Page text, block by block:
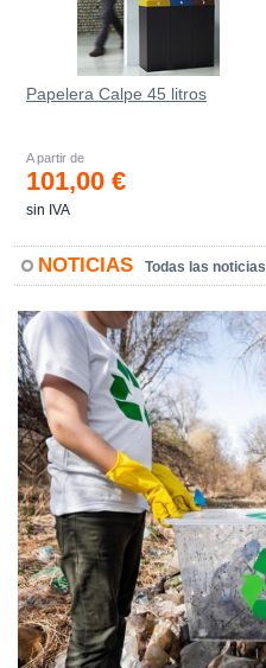
Papelera Calpe 45 litros
A partir de
101,00 €
sin IVA
NOTICIAS Todas las noticias